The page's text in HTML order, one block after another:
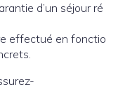
d’un séjour ré
effectué en fonctio